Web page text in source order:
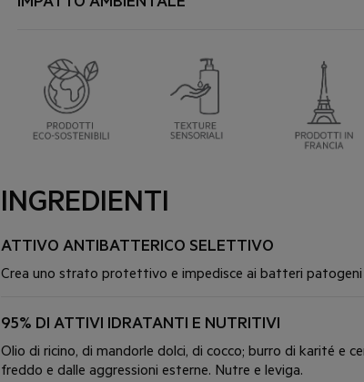
PRODOTTO TESTATO SOTTO CONTROLLO
Su labbra danneggiate, screpolate o secche.
PRODOTTO TESTATO CONTRO GLI
Qualità e caratteristiche ambientali: tubetto
Imballaggio interamente riciclabile. Le indicazioni per la
locale.
INGREDIENTI
ATTIVO ANTIBATTERICO SELETTIVO
Crea uno strato protettivo e impedisce ai batteri patogeni
95% DI ATTIVI IDRATANTI E NUTRITIVI
Olio di ricino, di mandorle dolci, di cocco; burro di karité e
freddo e dalle aggressioni esterne. Nutre e leviga.